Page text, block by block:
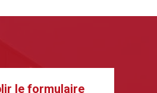
le formulaire